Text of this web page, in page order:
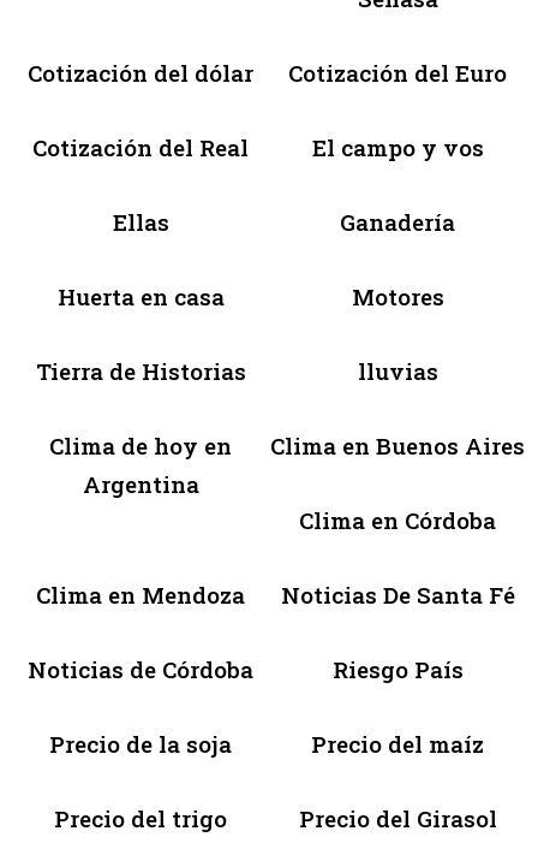
Cotización del dólar Cotización del Euro
Cotización del Real El campo y vos
Ellas Ganadería
Huerta en casa Motores
Tierra de Historias lluvias
Clima de hoy en
Argentina
Clima en Buenos Aires
Clima en Córdoba
Clima en Mendoza Noticias De Santa Fé
Noticias de Córdoba Riesgo País
Precio de la soja Precio del maíz
Precio del trigo Precio del Girasol